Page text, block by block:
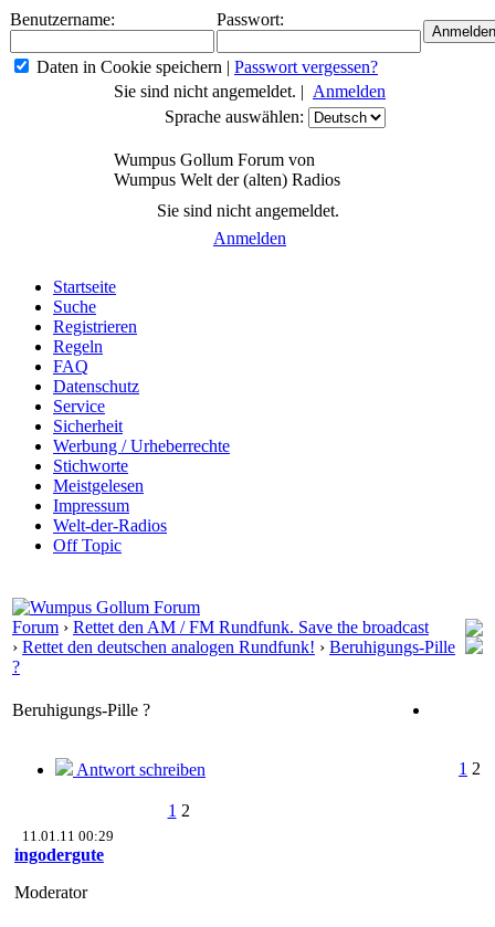
Benutzername: Passwort:
Daten in Cookie speichern | Passwort vergessen?
Sie sind nicht angemeldet. | Anmelden
Sprache auswählen:
Wumpus Gollum Forum von
Wumpus Welt der (alten) Radios
Sie sind nicht angemeldet.
Anmelden
Startseite
Suche
Registrieren
Regeln
FAQ
Datenschutz
Service
Sicherheit
Werbung / Urheberrechte
Stichworte
Meistgelesen
Impressum
Welt-der-Radios
Off Topic
Forum › Rettet den AM / FM Rundfunk. Save the broadcast
› Rettet den deutschen analogen Rundfunk! › Beruhigungs-Pille
?
Beruhigungs-Pille ?
Antwort schreiben 1 2
1 2
11.01.11 00:29
ingodergute
Moderator